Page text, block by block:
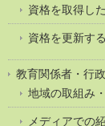
資格を取得し
資格を更新する
教育関係者・行
地域の取組み
メディアでの